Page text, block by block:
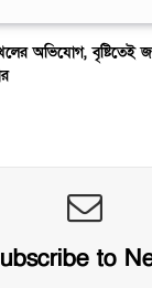
অভিযোগ, বৃষ্টিতেই
to